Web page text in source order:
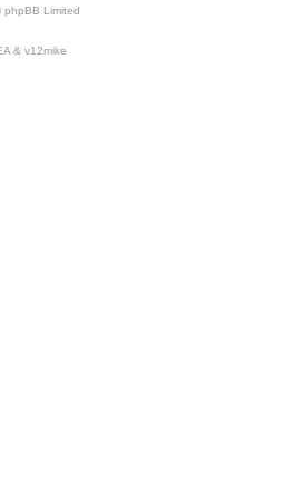
Limited
& v12mike